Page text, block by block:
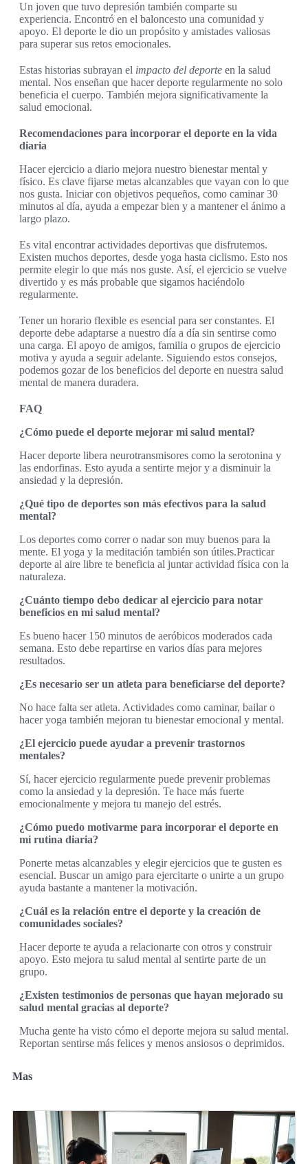
Un joven que tuvo depresión también comparte su
experiencia. Encontró en el baloncesto una comunidad y
apoyo. El deporte le dio un propósito y amistades valiosas
para superar sus retos emocionales.
Estas historias subrayan el impacto del deporte en la salud
mental. Nos enseñan que hacer deporte regularmente no solo
beneficia el cuerpo. También mejora significativamente la
salud emocional.
Recomendaciones para incorporar el deporte en la vida
diaria
Hacer ejercicio a diario mejora nuestro bienestar mental y
físico. Es clave fijarse metas alcanzables que vayan con lo que
nos gusta. Iniciar con objetivos pequeños, como caminar 30
minutos al día, ayuda a empezar bien y a mantener el ánimo a
largo plazo.
Es vital encontrar actividades deportivas que disfrutemos.
Existen muchos deportes, desde yoga hasta ciclismo. Esto nos
permite elegir lo que más nos guste. Así, el ejercicio se vuelve
divertido y es más probable que sigamos haciéndolo
regularmente.
Tener un horario flexible es esencial para ser constantes. El
deporte debe adaptarse a nuestro día a día sin sentirse como
una carga. El apoyo de amigos, familia o grupos de ejercicio
motiva y ayuda a seguir adelante. Siguiendo estos consejos,
podemos gozar de los beneficios del deporte en nuestra salud
mental de manera duradera.
FAQ
¿Cómo puede el deporte mejorar mi salud mental?
Hacer deporte libera neurotransmisores como la serotonina y
las endorfinas. Esto ayuda a sentirte mejor y a disminuir la
ansiedad y la depresión.
¿Qué tipo de deportes son más efectivos para la salud
mental?
Los deportes como correr o nadar son muy buenos para la
mente. El yoga y la meditación también son útiles.Practicar
deporte al aire libre te beneficia al juntar actividad física con la
naturaleza.
¿Cuánto tiempo debo dedicar al ejercicio para notar
beneficios en mi salud mental?
Es bueno hacer 150 minutos de aeróbicos moderados cada
semana. Esto debe repartirse en varios días para mejores
resultados.
¿Es necesario ser un atleta para beneficiarse del deporte?
No hace falta ser atleta. Actividades como caminar, bailar o
hacer yoga también mejoran tu bienestar emocional y mental.
¿El ejercicio puede ayudar a prevenir trastornos
mentales?
Sí, hacer ejercicio regularmente puede prevenir problemas
como la ansiedad y la depresión. Te hace más fuerte
emocionalmente y mejora tu manejo del estrés.
¿Cómo puedo motivarme para incorporar el deporte en
mi rutina diaria?
Ponerte metas alcanzables y elegir ejercicios que te gusten es
esencial. Buscar un amigo para ejercitarte o unirte a un grupo
ayuda bastante a mantener la motivación.
¿Cuál es la relación entre el deporte y la creación de
comunidades sociales?
Hacer deporte te ayuda a relacionarte con otros y construir
apoyo. Esto mejora tu salud mental al sentirte parte de un
grupo.
¿Existen testimonios de personas que hayan mejorado su
salud mental gracias al deporte?
Mucha gente ha visto cómo el deporte mejora su salud mental.
Reportan sentirse más felices y menos ansiosos o deprimidos.
Mas